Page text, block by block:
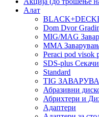
Алат
Dom Dvor
MIG/MAG
MMA
Peraci pod visok
SDS-plus
Standard
TIG
Абразивни
Абрихтери и
Адаптери